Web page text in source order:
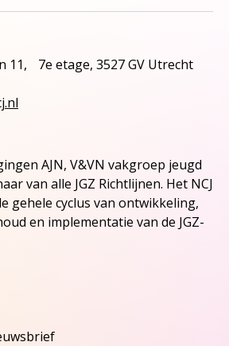
11, 7e etage, 3527 GV Utrecht
AJN, V&VN vakgroep jeugd
van alle JGZ Richtlijnen. Het NCJ
gehele cyclus van ontwikkeling,
en implementatie van de JGZ-